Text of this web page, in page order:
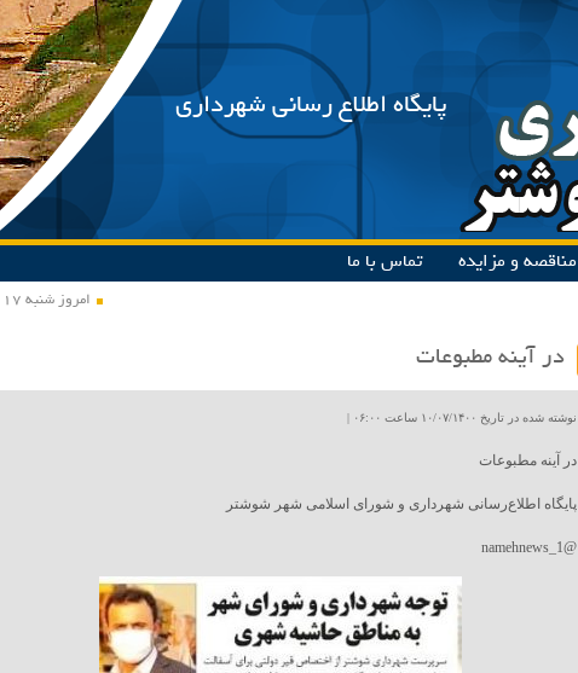
پایگاه اطلاع رسانی شهرداری
امروز شنبه ۱۷ مرداد ۱۴۰۵
مناقصه و مزایده تماس با ما
در آینه مطبوعات
نوشته شده در تاریخ ۱۰/۰۷/۱۴۰۰ ساعت ۰۶:۰۰ |
در آینه مطبوعات
پایگاه اطلاع‌رسانی شهرداری و شورای اسلامی شهر شوشتر
@namehnews_1